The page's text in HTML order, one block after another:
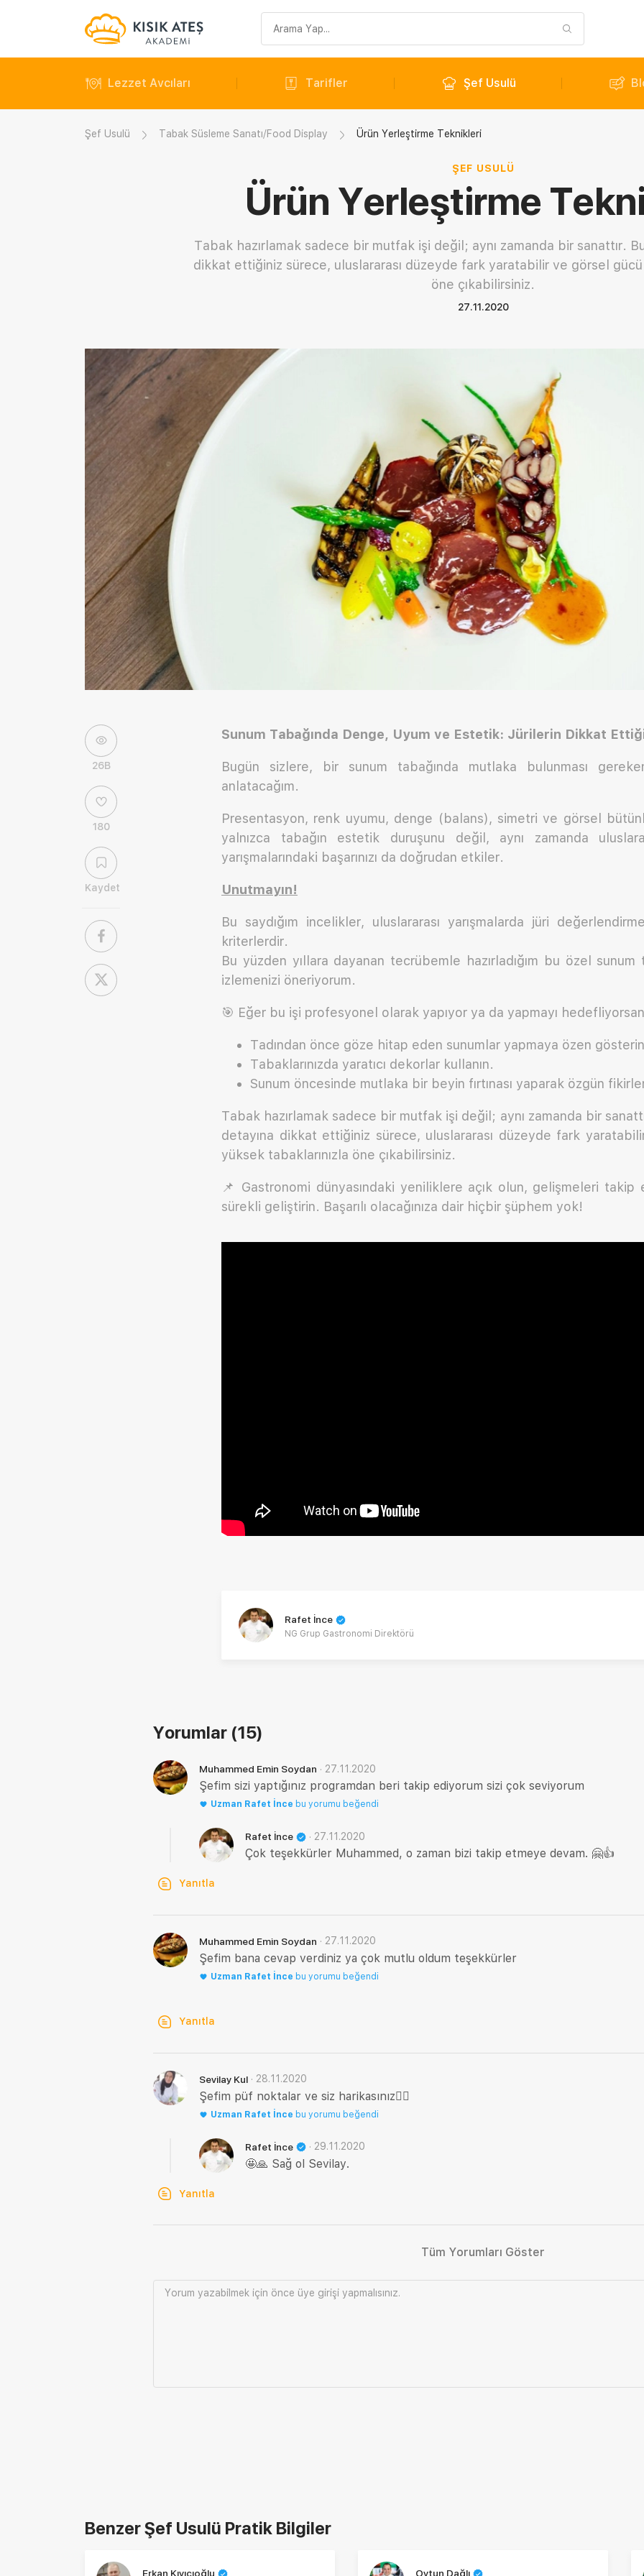
sorgusu
Lezzet Avcıları Tarifler Şef Usulü
Şef Usulü Tabak Süsleme Sanatı/Food Display Ürün Yerleştirme Teknikleri
ŞEF USULÜ
Ürün Yerleştirme
Tabak hazırlamak sadece bir mutfak işi değil; aynı zamanda bir sanattır.
dikkat ettiğiniz sürece, uluslararası düzeyde fark yaratabilir ve görsel gücü
öne çıkabilirsiniz.
27.11.2020
26B
180
Kaydet
Sunum Tabağında Denge, Uyum ve Estetik: Jürilerin Dikkat
Bugün sizlere, bir sunum tabağında mutlaka bulunması
anlatacağım.
Presentasyon, renk uyumu, denge (balans), simetri ve görsel
yalnızca tabağın estetik duruşunu değil, aynı zamanda
yarışmalarındaki başarınızı da doğrudan etkiler.
Unutmayın!
Bu saydığım incelikler, uluslararası yarışmalarda jüri
kriterlerdir.
Bu yüzden yıllara dayanan tecrübemle hazırladığım bu özel sunum
izlemenizi öneriyorum.
🎯 Eğer bu işi profesyonel olarak yapıyor ya da yapmayı
Tadından önce göze hitap eden sunumlar yapmaya özen
Tabaklarınızda yaratıcı dekorlar kullanın.
Sunum öncesinde mutlaka bir beyin fırtınası yaparak özgün
Tabak hazırlamak sadece bir mutfak işi değil; aynı zamanda bir
detayına dikkat ettiğiniz sürece, uluslararası düzeyde fark
yüksek tabaklarınızla öne çıkabilirsiniz.
📌 Gastronomi dünyasındaki yeniliklere açık olun, gelişmeleri takip
sürekli geliştirin. Başarılı olacağınıza dair hiçbir şüphem yok!
Rafet İnce
NG Grup Gastronomi Direktörü
Yorumlar (15)
Muhammed Emin Soydan · 27.11.2020
Şefim sizi yaptığınız programdan beri takip ediyorum sizi çok seviyorum
Uzman Rafet İnce bu yorumu beğendi
Rafet İnce · 27.11.2020
Çok teşekkürler Muhammed, o zaman bizi takip etmeye devam. 🤗👍
Yanıtla
Muhammed Emin Soydan · 27.11.2020
Şefim bana cevap verdiniz ya çok mutlu oldum teşekkürler
Uzman Rafet İnce bu yorumu beğendi
Yanıtla
Sevilay Kul · 28.11.2020
Şefim püf noktalar ve siz harikasınız👍🏻
Uzman Rafet İnce bu yorumu beğendi
Rafet İnce · 29.11.2020
🤩🙏 Sağ ol Sevilay.
Yanıtla
Tüm Yorumları Göster
Yorum yazabilmek için önce üye girişi yapmalısınız.
Benzer Şef Usulü Pratik Bilgiler
Erkan Kıyıcıoğlu Oytun Dağlı